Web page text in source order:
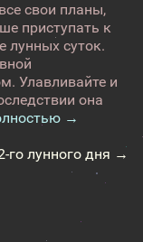
свои планы,
приступать к
лунных суток.
Улавливайте и
она
→
го лунного дня →